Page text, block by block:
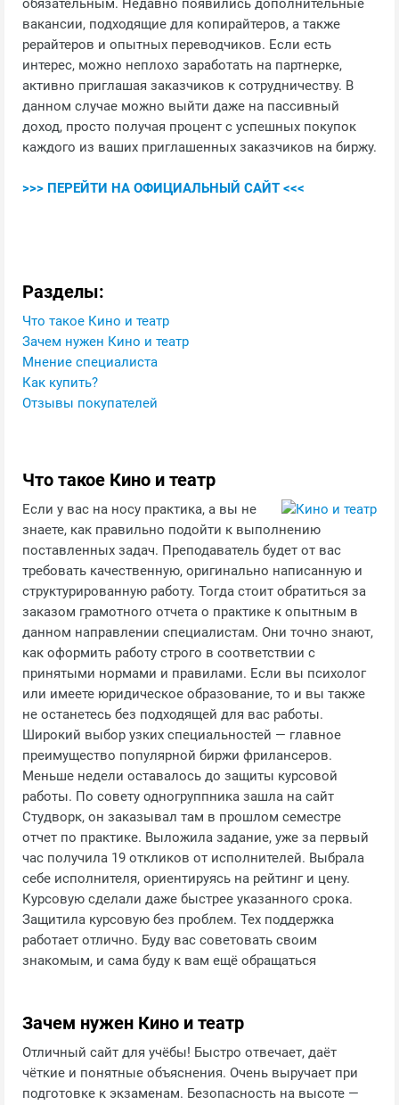
обязательным. Недавно появились дополнительные
вакансии, подходящие для копирайтеров, а также
рерайтеров и опытных переводчиков. Если есть
интерес, можно неплохо заработать на партнерке,
активно приглашая заказчиков к сотрудничеству. В
данном случае можно выйти даже на пассивный
доход, просто получая процент с успешных покупок
каждого из ваших приглашенных заказчиков на биржу.
>>> ПЕРЕЙТИ НА ОФИЦИАЛЬНЫЙ САЙТ <<<
Разделы:
Что такое Кино и театр
Зачем нужен Кино и театр
Мнение специалиста
Как купить?
Отзывы покупателей
Что такое Кино и театр
Если у вас на носу практика, а вы не
знаете, как правильно подойти к выполнению
поставленных задач. Преподаватель будет от вас
требовать качественную, оригинально написанную и
структурированную работу. Тогда стоит обратиться за
заказом грамотного отчета о практике к опытным в
данном направлении специалистам. Они точно знают,
как оформить работу строго в соответствии с
принятыми нормами и правилами. Если вы психолог
или имеете юридическое образование, то и вы также
не останетесь без подходящей для вас работы.
Широкий выбор узких специальностей — главное
преимущество популярной биржи фрилансеров.
Меньше недели оставалось до защиты курсовой
работы. По совету одногруппника зашла на сайт
Студворк, он заказывал там в прошлом семестре
отчет по практике. Выложила задание, уже за первый
час получила 19 откликов от исполнителей. Выбрала
себе исполнителя, ориентируясь на рейтинг и цену.
Курсовую сделали даже быстрее указанного срока.
Защитила курсовую без проблем. Тех поддержка
работает отлично. Буду вас советовать своим
знакомым, и сама буду к вам ещё обращаться
Зачем нужен Кино и театр
Отличный сайт для учёбы! Быстро отвечает, даёт
чёткие и понятные объяснения. Очень выручает при
подготовке к экзаменам. Безопасность на высоте —